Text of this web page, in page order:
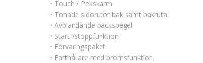
• Touch / Pekskärm
• Tonade sidorutor bak samt bakruta.
• Avbländande backspegel
• Start-/stoppfunktion
• Förvaringspaket.
• Farthållare med bromsfunktion.